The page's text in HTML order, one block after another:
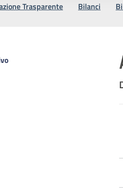
Trasparente Bilanci